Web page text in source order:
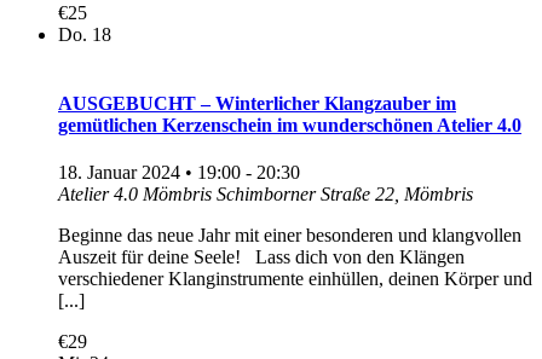
€25
Do. 18
AUSGEBUCHT – Winterlicher Klangzauber im
gemütlichen Kerzenschein im wunderschönen Atelier 4.0
18. Januar 2024 • 19:00 - 20:30
Atelier 4.0 Mömbris Schimborner Straße 22, Mömbris
Beginne das neue Jahr mit einer besonderen und klangvollen
Auszeit für deine Seele! Lass dich von den Klängen
verschiedener Klanginstrumente einhüllen, deinen Körper und
[...]
€29